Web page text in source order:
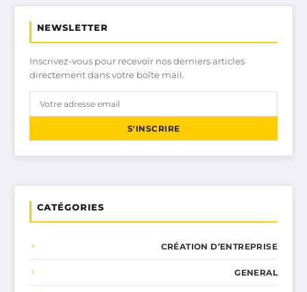
NEWSLETTER
Inscrivez-vous pour recevoir nos derniers articles
directement dans votre boîte mail.
S'INSCRIRE
CATÉGORIES
CRÉATION D’ENTREPRISE
GENERAL